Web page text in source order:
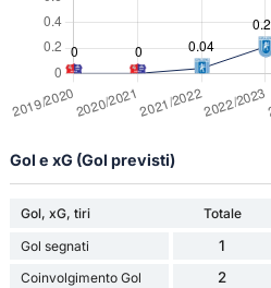
Gol e xG (Gol previsti)
Gol, xG, tiri Totale
Gol segnati
1
Coinvolgimento Gol 2